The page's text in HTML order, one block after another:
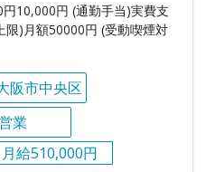
10,000円 (通勤手当)実費支
限)月額50000円 (受動喫煙対
阪市中央区
業
月給510,000円